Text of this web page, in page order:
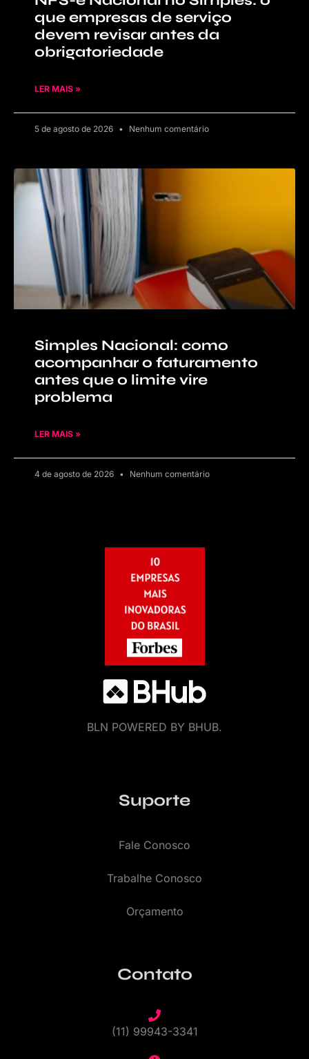
que empresas de serviço
devem revisar antes da
obrigatoriedade
LER MAIS »
5 de agosto de 2026 Nenhum comentário
Simples Nacional: como
acompanhar o faturamento
antes que o limite vire
problema
LER MAIS »
4 de agosto de 2026 Nenhum comentário
BLN POWERED BY BHUB.
Suporte
Fale Conosco
Trabalhe Conosco
Orçamento
Contato
(11) 99943-3341